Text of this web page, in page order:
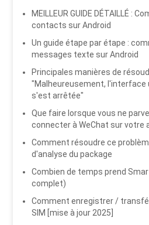
MEILLEUR GUIDE DÉTAILLÉ :
contacts sur Android
Un guide étape par étape :
messages texte sur Android
Principales manières de
"Malheureusement,
s'est arrêtée"
Que faire lorsque vous ne
connecter à WeChat sur votre
Comment résoudre ce
d'analyse du package
Combien de temps prend
complet)
Comment enregistrer /
SIM [mise à jour 2025]